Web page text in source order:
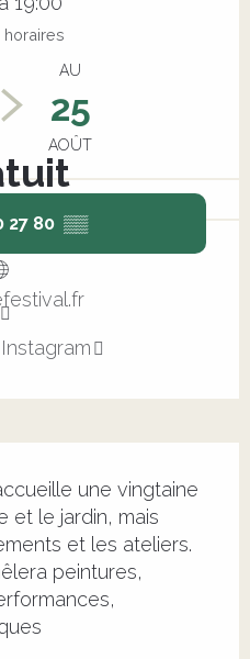
AU
25
AOÛT
27 80 ▒▒
une vingtaine
et le jardin, mais
et les ateliers.
peintures,